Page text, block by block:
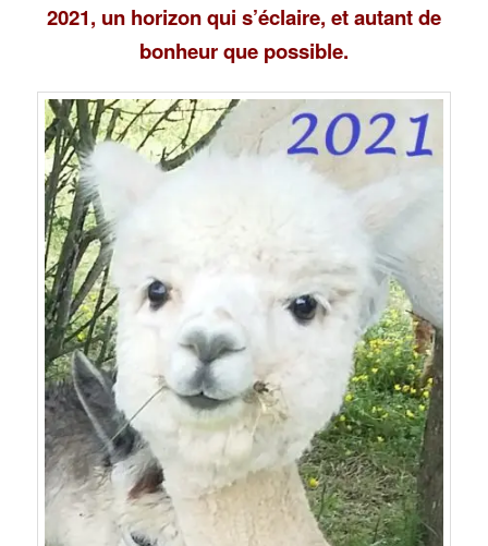
2021, un horizon qui s’éclaire, et autant de
bonheur que possible.